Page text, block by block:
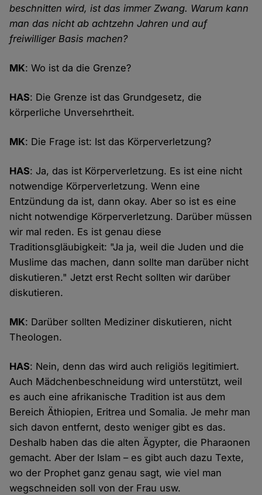
beschnitten wird, ist das immer Zwang. Warum kann
man das nicht ab achtzehn Jahren und auf
freiwilliger Basis machen?
MK: Wo ist da die Grenze?
HAS: Die Grenze ist das Grundgesetz, die
körperliche Unversehrtheit.
MK: Die Frage ist: Ist das Körperverletzung?
HAS: Ja, das ist Körperverletzung. Es ist eine nicht
notwendige Körperverletzung. Wenn eine
Entzündung da ist, dann okay. Aber so ist es eine
nicht notwendige Körperverletzung. Darüber müssen
wir mal reden. Es ist genau diese
Traditionsgläubigkeit: "Ja ja, weil die Juden und die
Muslime das machen, dann sollte man darüber nicht
diskutieren." Jetzt erst Recht sollten wir darüber
diskutieren.
MK: Darüber sollten Mediziner diskutieren, nicht
Theologen.
HAS: Nein, denn das wird auch religiös legitimiert.
Auch Mädchenbeschneidung wird unterstützt, weil
es auch eine afrikanische Tradition ist aus dem
Bereich Äthiopien, Eritrea und Somalia. Je mehr man
sich davon entfernt, desto weniger gibt es das.
Deshalb haben das die alten Ägypter, die Pharaonen
gemacht. Aber der Islam – es gibt auch dazu Texte,
wo der Prophet ganz genau sagt, wie viel man
wegschneiden soll von der Frau usw.